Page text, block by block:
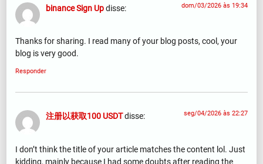
binance Sign Updisse: dom/03/2026 às 19:34
Thanks for sharing. I read many of your blog posts, cool, your
blog is very good.
Responder
注册以获取100 USDTdisse: seg/04/2026 às 22:27
I don’t think the title of your article matches the content lol. Just
kidding, mainly because I had some doubts after reading the